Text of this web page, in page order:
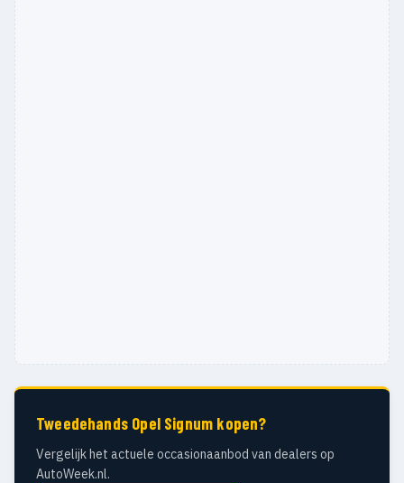
Tweedehands Opel Signum kopen?
Vergelijk het actuele occasionaanbod van dealers op
AutoWeek.nl.